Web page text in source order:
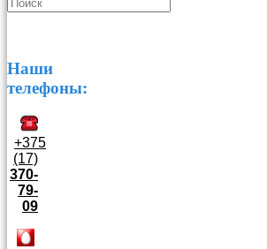
Наши
телефоны:
+375
(17)
370-
79-
09